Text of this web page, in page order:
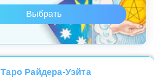
Таро Райдера-Уэйта